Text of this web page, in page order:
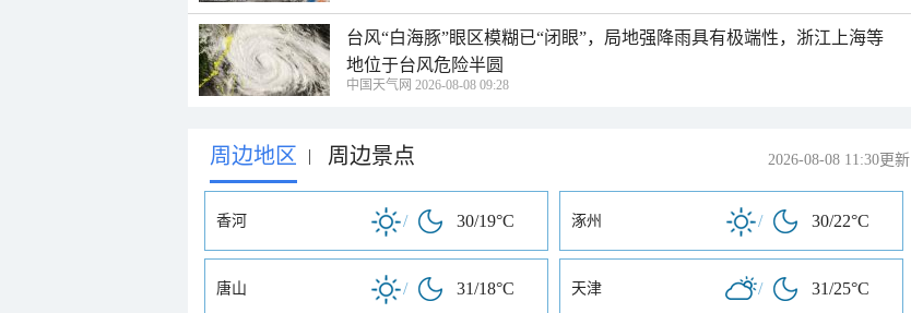
台风“白海豚”眼区模糊已“闭眼”，局地强降雨具有极端性，浙江上海等
地位于台风危险半圆
中国天气网 2026-08-08 09:28
周边地区 | 周边景点 2026-08-08 11:30更新
香河 / 30/19°C 涿州 / 30/22°C
唐山 / 31/18°C 天津 / 31/25°C